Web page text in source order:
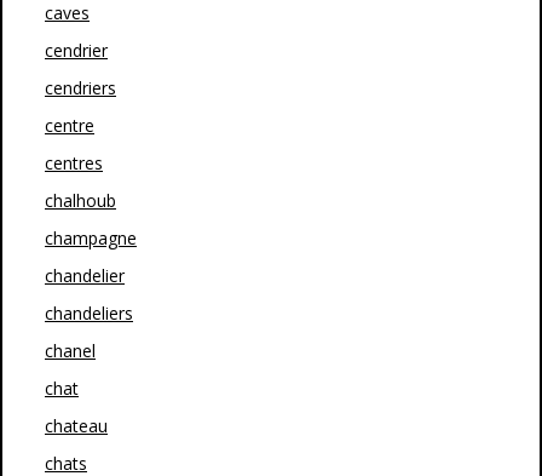
caves
cendrier
cendriers
centre
centres
chalhoub
champagne
chandelier
chandeliers
chanel
chat
chateau
chats